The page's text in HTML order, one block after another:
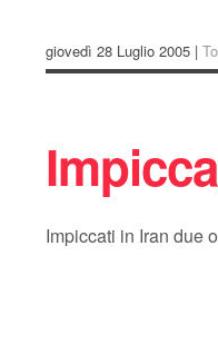
giovedì 28 Luglio 2005 |
Impiccati in Iran due